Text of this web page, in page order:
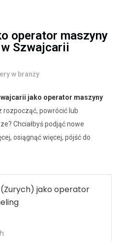
operator maszyny
Szwajcarii
w branży
jako operator maszyny
rozpocząć, powrócić lub
Chciałbyś podjąć nowe
osiągnąć więcej, pójść do
(Zurych) jako operator